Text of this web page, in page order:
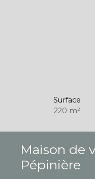
Surface
220 m²
Maison de
Pépinière